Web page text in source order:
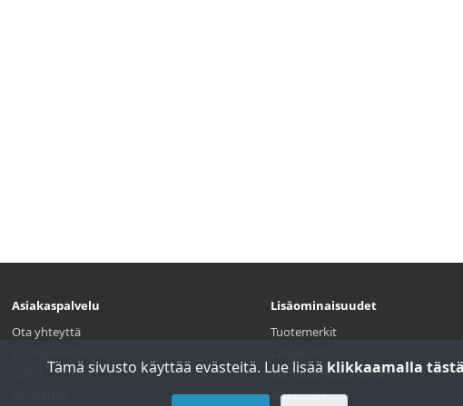
Asiakaspalvelu
Ota yhteyttä
Lisäominaisuudet
Tuotemerkit
Kumppanuusohjelma
Tarjoukset
Tämä sivusto käyttää evästeitä. Lue lisää klikkaamalla